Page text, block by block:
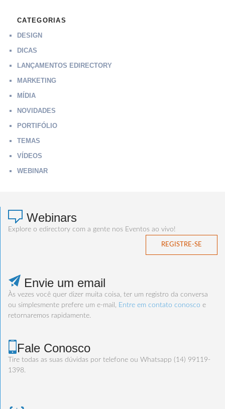
CATEGORIAS
DESIGN
DICAS
LANÇAMENTOS EDIRECTORY
MARKETING
MÍDIA
NOVIDADES
PORTIFÓLIO
TEMAS
VÍDEOS
WEBINAR
Webinars
Explore o edirectory com a gente nos Eventos ao vivo!
REGISTRE-SE
Envie um email
Às vezes você quer dizer muita coisa, ter um registro da conversa
ou simplesmente prefere um e-mail, Entre em contato conosco e
retornaremos rapidamente.
Fale Conosco
Tire todas as suas dúvidas por telefone ou Whatsapp (14) 99119-
1398.